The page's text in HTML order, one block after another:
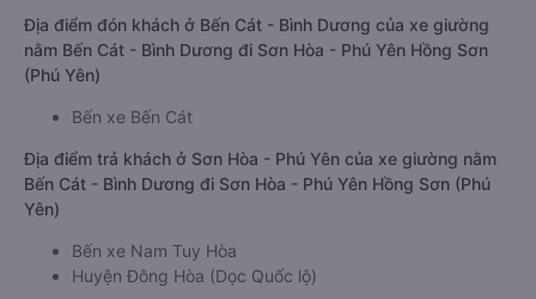
Địa điểm đón khách ở Bến Cát - Bình Dương của xe giường
nằm Bến Cát - Bình Dương đi Sơn Hòa - Phú Yên Hồng Sơn
(Phú Yên)
Bến xe Bến Cát
Địa điểm trả khách ở Sơn Hòa - Phú Yên của xe giường nằm
Bến Cát - Bình Dương đi Sơn Hòa - Phú Yên Hồng Sơn (Phú
Yên)
Bến xe Nam Tuy Hòa
Huyện Đông Hòa (Dọc Quốc lộ)